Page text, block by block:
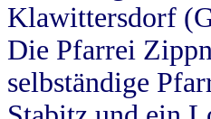
Klawittersdorf
Die Pfarrei
selbständige